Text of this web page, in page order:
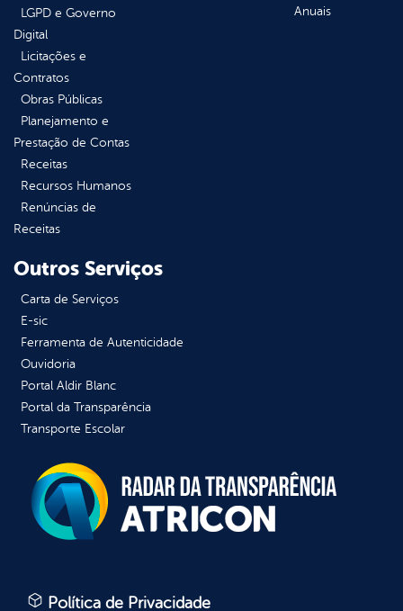
LGPD e Governo
Digital
Licitações e
Contratos
Obras Públicas
Planejamento e
Prestação de Contas
Receitas
Recursos Humanos
Renúncias de
Receitas
Anuais
Outros Serviços
Carta de Serviços
E-sic
Ferramenta de Autenticidade
Ouvidoria
Portal Aldir Blanc
Portal da Transparência
Transporte Escolar
Política de Privacidade